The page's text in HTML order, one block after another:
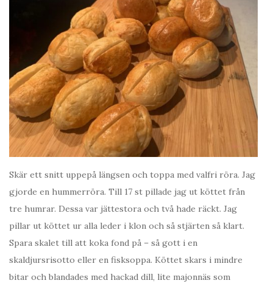
Skär ett snitt uppepå längsen och toppa med valfri röra. Jag
gjorde en hummerröra. Till 17 st pillade jag ut köttet från
tre humrar. Dessa var jättestora och två hade räckt. Jag
pillar ut köttet ur alla leder i klon och så stjärten så klart.
Spara skalet till att koka fond på – så gott i en
skaldjursrisotto eller en fisksoppa. Köttet skars i mindre
bitar och blandades med hackad dill, lite majonnäs som